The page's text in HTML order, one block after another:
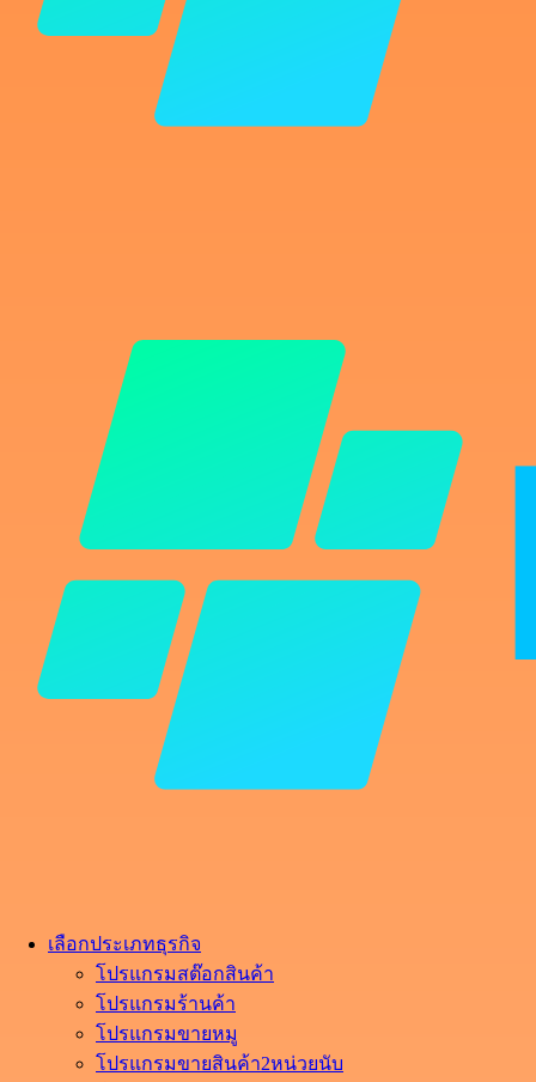
เลือกประเภทธุรกิจ
โปรแกรมสต๊อกสินค้า
โปรแกรมร้านค้า
โปรแกรมขายหมู
โปรแกรมขายสินค้า2หน่วยนับ